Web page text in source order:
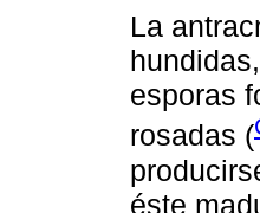
La
esporas
rosadas (
éste